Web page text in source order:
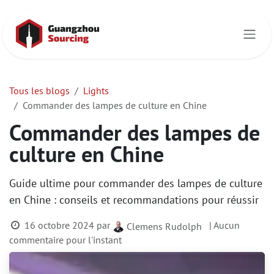
Tous les blogs
Lights
Commander des lampes de culture en Chine
Commander des lampes de
culture en Chine
Guide ultime pour commander des lampes de culture
en Chine : conseils et recommandations pour réussir
16 octobre 2024 par Clemens Rudolph
| Aucun
commentaire pour l'instant